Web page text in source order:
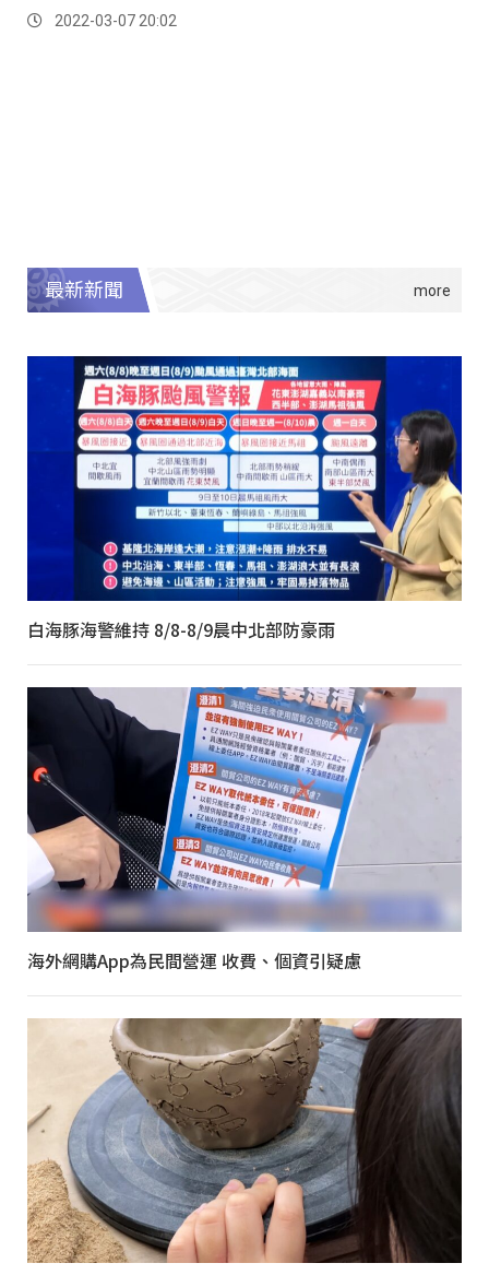
2022-03-07 20:02
最新新聞
白海豚海警維持 8/8-8/9晨中北部防豪雨
海外網購App為民間營運 收費、個資引疑慮